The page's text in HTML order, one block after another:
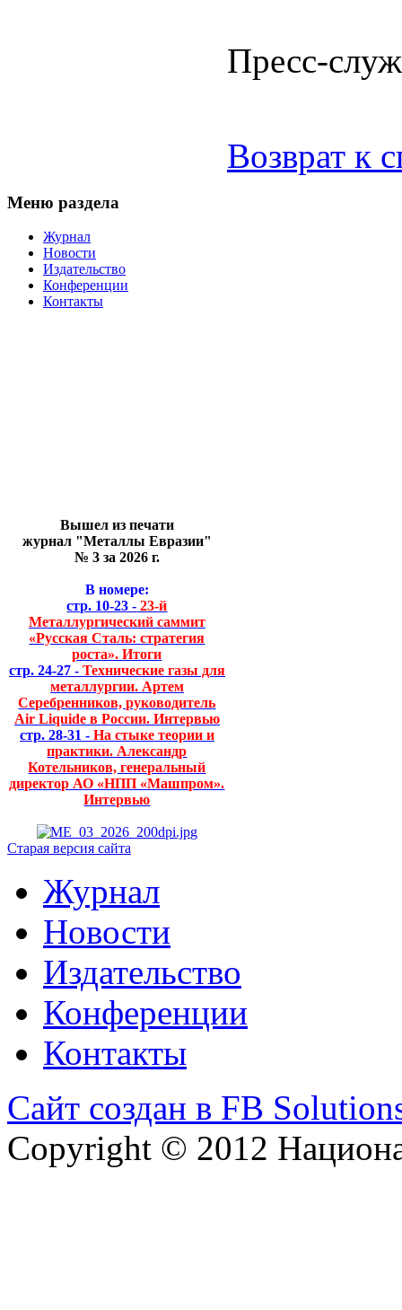
Пресс-
Возврат к
Меню раздела
Журнал
Новости
Издательство
Конференции
Контакты
Вышел из печати
журнал "Металлы Евразии"
№ 3 за 2026 г.
В номере:
стр. 10-23 - 23-й
Металлургический саммит
«Русская Сталь: стратегия
роста». Итоги
стр. 24-27 - Технические газы для
металлургии. Артем
Серебренников, руководитель
Air Liquide в России. Интервью
стр. 28-31 - На стыке теории и
практики. Александр
Котельников, генеральный
директор АО «НПП «Машпром».
Интервью
Старая версия сайта
Журнал
Новости
Издательство
Конференции
Контакты
Сайт создан в FB
Copyright © 2012